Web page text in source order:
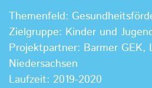
Themenfeld:
Zielgruppe: Kinder und
Projektpartner: Barmer GEK,
Niedersachsen
Laufzeit: 2019-2020